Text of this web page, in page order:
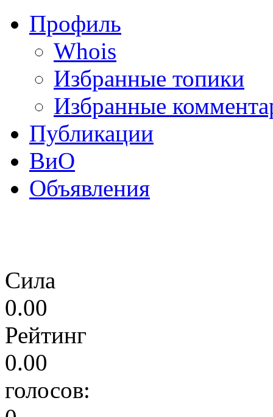
Профиль
Whois
Избранные топики
Избранные
Публикации
ВиО
Объявления
Сила
0.00
Рейтинг
0.00
голосов: